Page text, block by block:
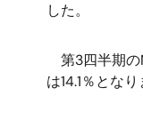
した。
第3四半期の
は14.1％となり